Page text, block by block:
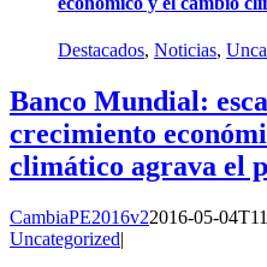
Destacados, Noticias,
Banco Mundial:
crecimiento
climático agrava el
CambiaPE2016v22016-05-
Uncategorized|